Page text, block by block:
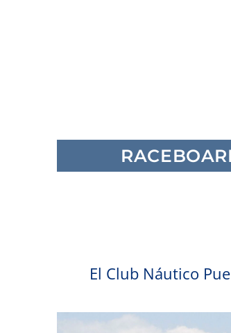
El Club Náutico